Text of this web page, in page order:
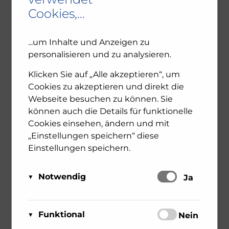
Abschied von Franz
Leichter
13. Juni 2023 Gedenken Nachruf
Freund für immer verabschieden. Franz
Leichter, geb. 1930 in Wien, hat am 11. Juni 2023
Cookies,...
...um Inhalte und Anzeigen zu
personalisieren und zu analysieren.
Klicken Sie auf „Alle akzeptieren“, um
Cookies zu akzeptieren und direkt die
Webseite besuchen zu können. Sie
können auch die Details für funktionelle
Cookies einsehen, ändern und mit
„Einstellungen speichern“ diese
Einstellungen speichern.
Notwendig Schalten
Ja
Diese Cookies sind für das Funktionieren der
Website erforderlich und können daher nicht
Matomo
Über Matomo, ehemals Piwik,
Funktional Schalten
Nein